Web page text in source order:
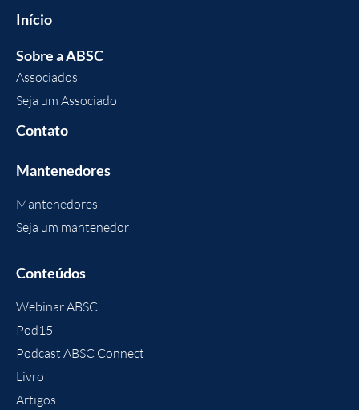
Início
Sobre a ABSC
Associados
Seja um Associado
Contato
Mantenedores
Mantenedores
Seja um mantenedor
Conteúdos
Webinar ABSC
Pod15
Podcast ABSC Connect
Livro
Artigos